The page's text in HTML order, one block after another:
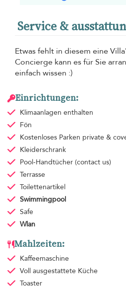
Service &
Etwas fehlt in diesem eine
Concierge kann es für Sie
einfach wissen :)
Einrichtungen:
Klimaanlagen enthalten
Fön
Kostenloses Parken private &
Kleiderschrank
Pool-Handtücher (contact us)
Terrasse
Toilettenartikel
Swimmingpool
Safe
Wlan
Mahlzeiten:
Kaffeemaschine
Voll ausgestattete Küche
Toaster